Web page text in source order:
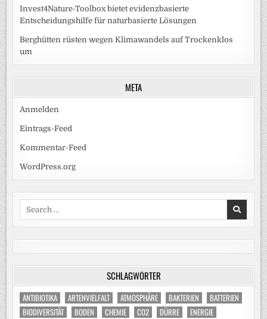
Invest4Nature-Toolbox bietet evidenzbasierte
Entscheidungshilfe für naturbasierte Lösungen
Berghütten rüsten wegen Klimawandels auf Trockenklos
um
META
Anmelden
Eintrags-Feed
Kommentar-Feed
WordPress.org
SCHLAGWÖRTER
ANTIBIOTIKA ARTENVIELFALT ATMOSPHÄRE BAKTERIEN
BATTERIEN
BIODIVERSITÄT
BODEN CHEMIE CO2 DÜRRE
ENERGIE